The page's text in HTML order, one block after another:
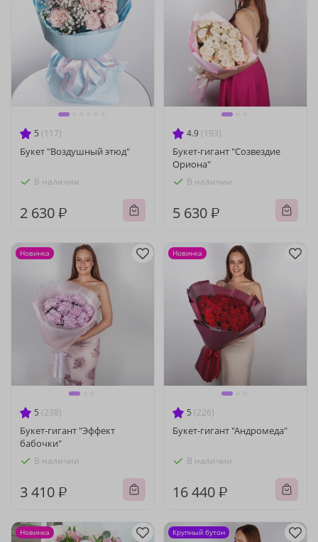
5 (117)
Букет "Воздушный этюд"
В наличии
2 630 ₽
4.9 (193)
Букет-гигант "Созвездие
Ориона"
В наличии
5 630 ₽
5 (238)
Букет-гигант "Эффект
бабочки"
В наличии
3 410 ₽
Новинка
5 (226)
Букет-гигант "Андромеда"
В наличии
16 440 ₽
Новинка
Новинка Крупный бутон